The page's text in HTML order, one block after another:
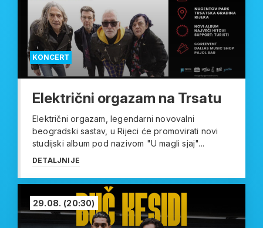
KONCERT
Električni orgazam na Trsatu
Električni orgazam, legendarni novovalni
beogradski sastav, u Rijeci će promovirati novi
studijski album pod nazivom "U magli sjaj"...
DETALJNIJE
29.08. (20:30)